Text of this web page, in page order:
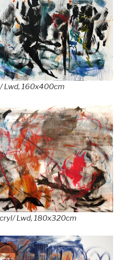
Lwd, 160x400cm
Lwd, 180x320cm